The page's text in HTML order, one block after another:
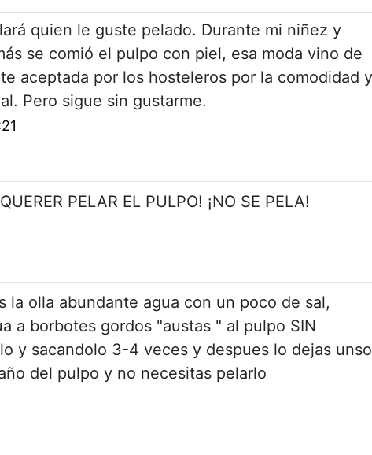
quien le guste pelado. Durante mi niñez y
se comió el pulpo con piel, esa moda vino de
aceptada por los hosteleros por la comodidad y
Pero sigue sin gustarme.
PELAR EL PULPO! ¡NO SE PELA!
la olla abundante agua con un poco de sal,
a borbotes gordos "austas " al pulpo SIN
y sacandolo 3-4 veces y despues lo dejas unso
del pulpo y no necesitas pelarlo